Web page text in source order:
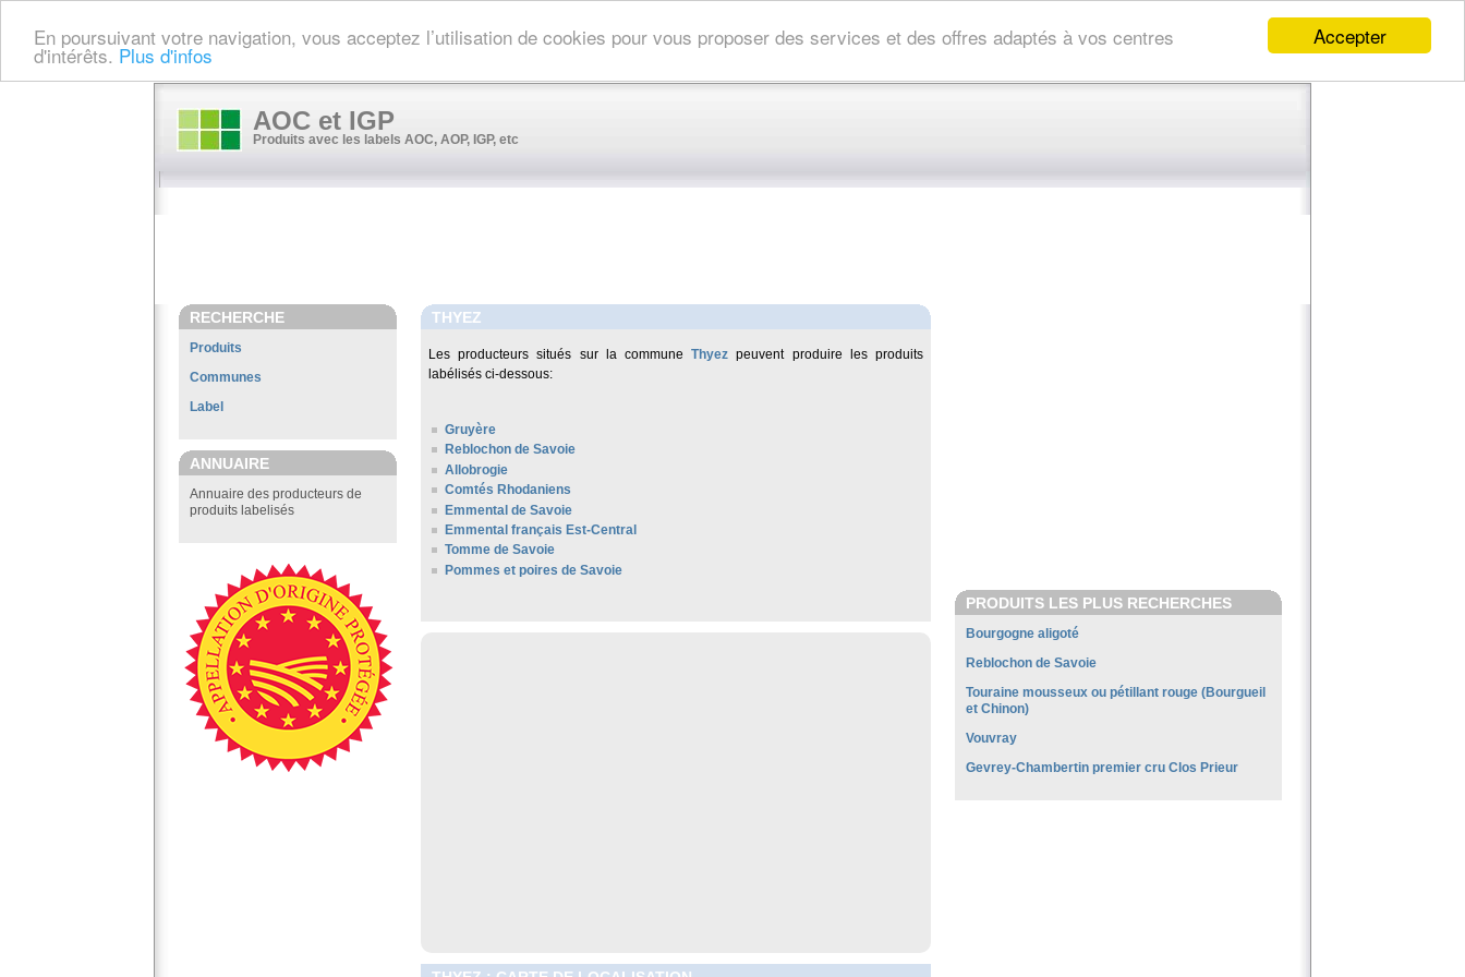
Accepter
En poursuivant votre navigation, vous acceptez l’utilisation de cookies pour vous proposer des services et des offres adaptés à vos centres
d'intérêts. Plus d'infos
AOC et IGP
Produits avec les labels AOC, AOP, IGP, etc
RECHERCHE
Produits
Communes
Label
ANNUAIRE
Annuaire des producteurs de
produits labelisés
THYEZ
Les producteurs situés sur la communeThyez peuvent produire les produits
labélisés ci-dessous:
Gruyère
Reblochon de Savoie
Allobrogie
Comtés Rhodaniens
Emmental de Savoie
Emmental français Est-Central
Tomme de Savoie
Pommes et poires de Savoie
PRODUITS LES PLUS RECHERCHES
Bourgogne aligoté
Reblochon de Savoie
Touraine mousseux ou pétillant rouge (Bourgueil
et Chinon)
Vouvray
Gevrey-Chambertin premier cru Clos Prieur